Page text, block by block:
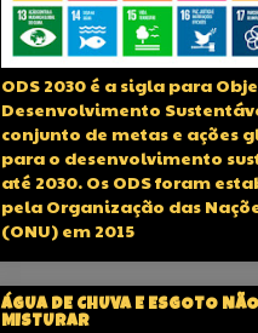
ODS 2030 é a sigla para
Desenvolvimento
conjunto de metas e ações
para o desenvolvimento
até 2030. Os ODS foram
pela Organização das
(ONU) em 2015
ÁGUA DE CHUVA E ESGOTO
MISTURAR